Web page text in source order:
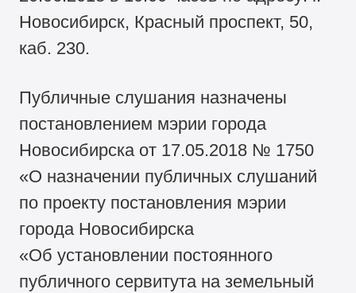
Новосибирск, Красный проспект, 50,
каб. 230.
Публичные слушания назначены
постановлением мэрии города
Новосибирска от 17.05.2018 № 1750
«О назначении публичных слушаний
по проекту постановления мэрии
города Новосибирска
«Об установлении постоянного
публичного сервитута на земельный